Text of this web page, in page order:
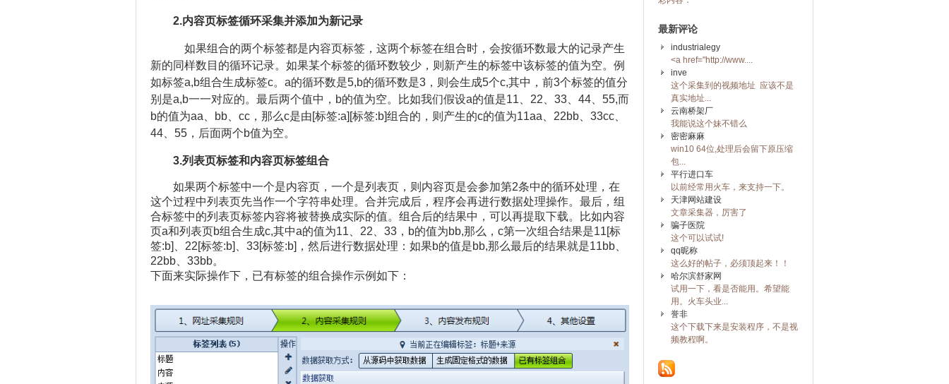
2.内容页标签循环采集并添加为新记录
如果组合的两个标签都是内容页标签，这两个标签在组合时，会按循环数最大的记录产生
新的同样数目的循环记录。如果某个标签的循环数较少，则新产生的标签中该标签的值为空。例
如标签a,b组合生成标签c。a的循环数是5,b的循环数是3，则会生成5个c,其中，前3个标签的值分
别是a,b一一对应的。最后两个值中，b的值为空。比如我们假设a的值是11、22、33、44、55,而
b的值为aa、bb、cc，那么c是由[标签:a][标签:b]组合的，则产生的c的值为11aa、22bb、33cc、
44、55，后面两个b值为空。
3.列表页标签和内容页标签组合
如果两个标签中一个是内容页，一个是列表页，则内容页是会参加第2条中的循环处理，在
这个过程中列表页先当作一个字符串处理。合并完成后，程序会再进行数据处理操作。最后，组
合标签中的列表页标签内容将被替换成实际的值。组合后的结果中，可以再提取下载。比如内容
页a和列表页b组合生成c,其中a的值为11、22、33，b的值为bb,那么，c第一次组合结果是11[标
签:b]、22[标签:b]、33[标签:b]，然后进行数据处理：如果b的值是bb,那么最后的结果就是11bb、
22bb、33bb。
下面来实际操作下，已有标签的组合操作示例如下：
最新评论
industrialegy
<a href="http://www....
inve
这个采集到的视频地址 应该不是
真实地址...
云南桥架厂
我能说这个妹不错么
密密麻麻
win10 64位,处理后会留下原压缩
包...
平行进口车
以前经常用火车，来支持一下。
天津网站建设
文章采集器，厉害了
骗子医院
这个可以试试!
qq昵称
这么好的帖子，必须顶起来！！
哈尔滨舒家网
试用一下，看是否能用。希望能
用。火车头业...
誉非
这个下载下来是安装程序，不是视
频教程啊。